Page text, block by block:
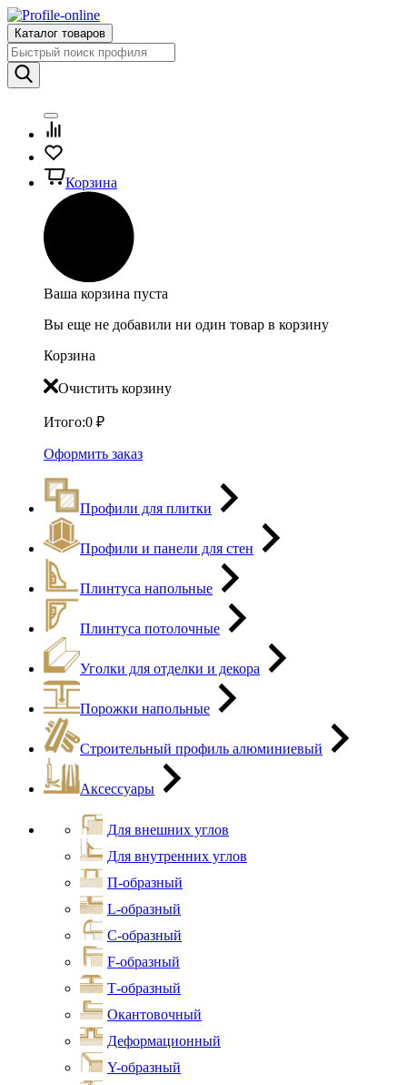
Каталог товаров
Корзина
Ваша корзина пуста
Вы еще не добавили ни один товар в корзину
Корзина
Очистить корзину
Итого:0 ₽
Оформить заказ
Профили для плитки
Профили и панели для стен
Плинтуса напольные
Плинтуса потолочные
Уголки для отделки и декора
Порожки напольные
Строительный профиль алюминиевый
Аксессуары
Для внешних углов
Для внутренних углов
П-образный
L-образный
С-образный
F-образный
Т-образный
Окантовочный
Деформационный
Y-образный